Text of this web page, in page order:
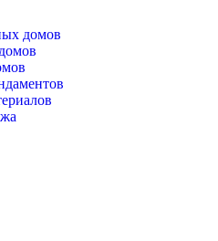
домов